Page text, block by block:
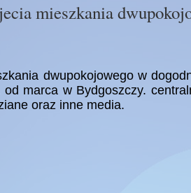
mieszkania
dwupokojowego w
marca w Bydgoszczy.
oraz inne media.